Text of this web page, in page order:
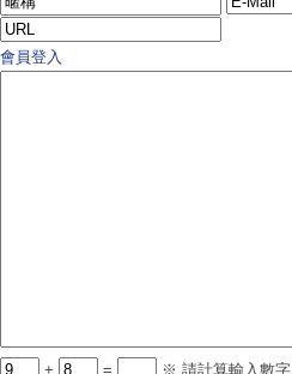
會員登入
+ = ※ 請計算輸入數字